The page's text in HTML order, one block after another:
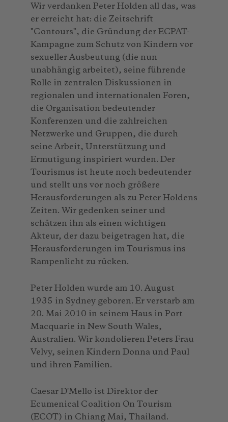
Wir verdanken Peter Holden all das, was
er erreicht hat: die Zeitschrift
"Contours", die Gründung der ECPAT-
Kampagne zum Schutz von Kindern vor
sexueller Ausbeutung (die nun
unabhängig arbeitet), seine führende
Rolle in zentralen Diskussionen in
regionalen und internationalen Foren,
die Organisation bedeutender
Konferenzen und die zahlreichen
Netzwerke und Gruppen, die durch
seine Arbeit, Unterstützung und
Ermutigung inspiriert wurden. Der
Tourismus ist heute noch bedeutender
und stellt uns vor noch größere
Herausforderungen als zu Peter Holdens
Zeiten. Wir gedenken seiner und
schätzen ihn als einen wichtigen
Akteur, der dazu beigetragen hat, die
Herausforderungen im Tourismus ins
Rampenlicht zu rücken.
Peter Holden wurde am 10. August
1935 in Sydney geboren. Er verstarb am
20. Mai 2010 in seinem Haus in Port
Macquarie in New South Wales,
Australien. Wir kondolieren Peters Frau
Velvy, seinen Kindern Donna und Paul
und ihren Familien.
Caesar D'Mello ist Direktor der
Ecumenical Coalition On Tourism
(ECOT) in Chiang Mai, Thailand.